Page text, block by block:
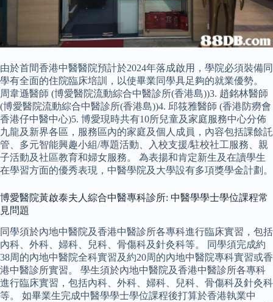
由於首間香港中醫醫院預計於2024年落成啟用，學院必須裝備同
學有全面的住院臨床培訓，以使畢業同學具足夠的就業優勢。
周韋遜醫師 (博愛醫院流動綜合中醫診所(香港島))3. 趙銘林醫師
(博愛醫院流動綜合中醫診所(香港島))4. 邱筱雅醫師 (香港防癆會
香港仔中醫中心)5. 博愛現時共有10所兒童及家庭服務中心分佈
九龍及新界各區，服務區內的家庭及個人成員，內容包括課餘託
管、多元智能興趣小組/專題活動、入校支援/駐校社工服務、親
子活動及社區教育和婦女服務。 為表揚和肯定新生及在讀學生
在學習方面的優秀表現，中醫學院及大學設有多項獎學金計劃。
博愛醫院黃啟泰夫人綜合中醫專科診所: 中醫學學士學位課程常
見問題
同學須於內地中醫院及香港中醫診所各專科進行臨床實習，包括
內科、外科、婦科、兒科、骨傷科及針灸科等。 同學須完成約
38周的內地中醫院全科實習及約20周的內地中醫院專科實習或香
港中醫診所實習。 學生須於內地中醫院及香港中醫診所各專科
進行臨床實習，包括內科、外科、婦科、兒科、骨傷科及針灸科
等。 如畢業生完成中醫學學士學位課程後打算於香港執業中